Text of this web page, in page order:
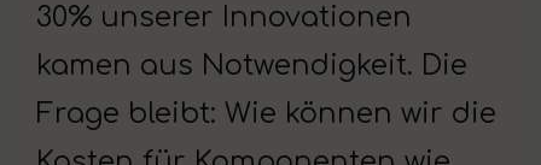
30% unserer Innovationen
kamen aus Notwendigkeit. Die
Frage bleibt: Wie können wir die